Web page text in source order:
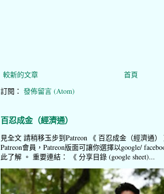
較新的文章
首頁
訂閱： 發佈留言 (Atom)
百忍成金（經濟通）
見全文 請稍移玉步到Patreon 《 百忍成金（經濟通
Patreon會員，Patreon版面可讓你選擇以google/
此了解 。 重要連結： 《 分享目錄 (google sheet)...